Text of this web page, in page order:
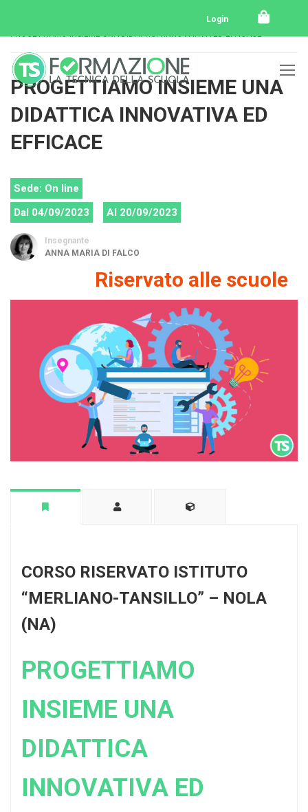
Login
PROGETTIAMO INSIEME UNA DIDATTICA INNOVATIVA ED EFFICACE
PROGETTIAMO INSIEME UNA
DIDATTICA INNOVATIVA ED
EFFICACE
Sede: On line
Dal 04/09/2023
Al 20/09/2023
Insegnante
ANNA MARIA DI FALCO
Riservato alle scuole
CORSO RISERVATO ISTITUTO
“MERLIANO-TANSILLO” – NOLA
(NA)
PROGETTIAMO
INSIEME UNA
DIDATTICA
INNOVATIVA ED